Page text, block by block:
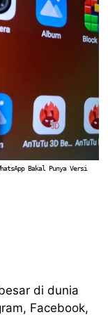
Bakal Punya Versi
di dunia
Facebook,